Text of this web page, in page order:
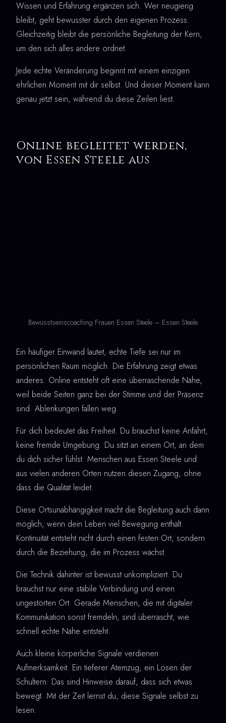
Wissen und Erfahrung ergänzen sich. Wer neugierig
bleibt, geht bewusster durch den eigenen Prozess.
Gleichzeitig bleibt die persönliche Begleitung der Kern,
um den sich alles andere ordnet.
Jede echte Veränderung beginnt mit einem einzigen
ehrlichen Moment mit dir selbst. Und dieser Moment kann
genau jetzt sein, während du diese Zeilen liest.
Online begleitet werden,
von Essen Steele aus
Bewusstseinscoaching Frauen Essen Steele – Essen Steele
Ein häufiger Einwand lautet, echte Tiefe sei nur im
persönlichen Raum möglich. Die Erfahrung zeigt etwas
anderes. Online entsteht oft eine überraschende Nähe,
weil beide Seiten ganz bei der Stimme und der Präsenz
sind. Ablenkungen fallen weg.
Für dich bedeutet das Freiheit. Du brauchst keine Anfahrt,
keine fremde Umgebung. Du sitzt an einem Ort, an dem
du dich sicher fühlst. Menschen aus Essen Steele und
aus vielen anderen Orten nutzen diesen Zugang, ohne
dass die Qualität leidet.
Diese Ortsunabhängigkeit macht die Begleitung auch dann
möglich, wenn dein Leben viel Bewegung enthält.
Kontinuität entsteht nicht durch einen festen Ort, sondern
durch die Beziehung, die im Prozess wächst.
Die Technik dahinter ist bewusst unkompliziert. Du
brauchst nur eine stabile Verbindung und einen
ungestörten Ort. Gerade Menschen, die mit digitaler
Kommunikation sonst fremdeln, sind überrascht, wie
schnell echte Nähe entsteht.
Auch kleine körperliche Signale verdienen
Aufmerksamkeit. Ein tieferer Atemzug, ein Lösen der
Schultern: Das sind Hinweise darauf, dass sich etwas
bewegt. Mit der Zeit lernst du, diese Signale selbst zu
lesen.